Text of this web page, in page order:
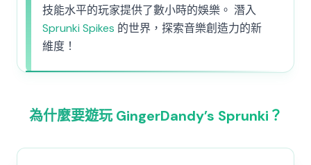
技能水平的玩家提供了數小時的娛樂。 潛入
Sprunki Spikes 的世界，探索音樂創造力的新
維度！
為什麼要遊玩 GingerDandy’s Sprunki？